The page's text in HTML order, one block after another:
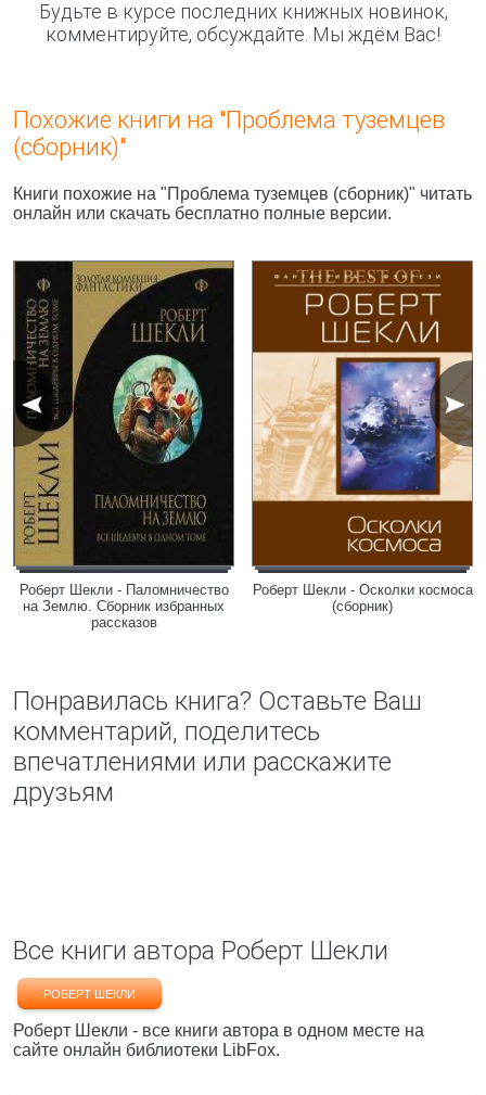
Будьте в курсе последних книжных новинок,
комментируйте, обсуждайте. Мы ждём Вас!
Похожие книги на "Проблема туземцев
(сборник)"
Книги похожие на "Проблема туземцев (сборник)" читать
онлайн или скачать бесплатно полные версии.
Роберт Шекли - Паломничество
на Землю. Сборник избранных
рассказов
Роберт Шекли - Осколки космоса
(сборник)
Понравилась книга? Оставьте Ваш
комментарий, поделитесь
впечатлениями или расскажите
друзьям
Все книги автора Роберт Шекли
РОБЕРТ ШЕКЛИ
Роберт Шекли - все книги автора в одном месте на
сайте онлайн библиотеки LibFox.